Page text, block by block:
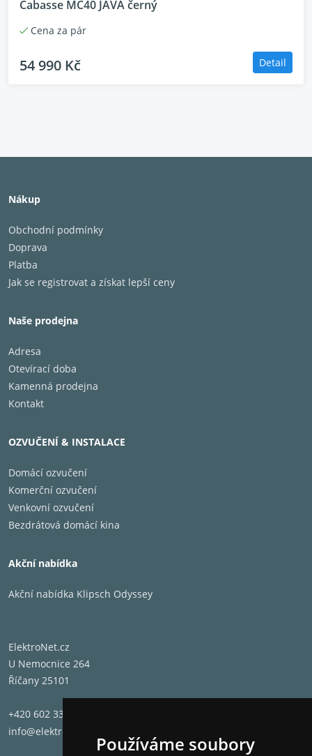
Používáme soubory
Cabasse MC40 JAVA černý
Cena za pár
54 990 Kč Detail
Nákup
Obchodní podmínky
Doprava
Platba
Jak se registrovat a získat lepší ceny
Naše prodejna
Adresa
Otevírací doba
Kamenná prodejna
Kontakt
OZVUČENÍ & INSTALACE
Domácí ozvučení
Komerční ozvučení
Venkovní ozvučení
Bezdrátová domácí kina
Akční nabídka
Akční nabídka Klipsch Odyssey
ElektroNet.cz
U Nemocnice 264
Říčany 25101
+420 602 331 662
info@elektronet.cz